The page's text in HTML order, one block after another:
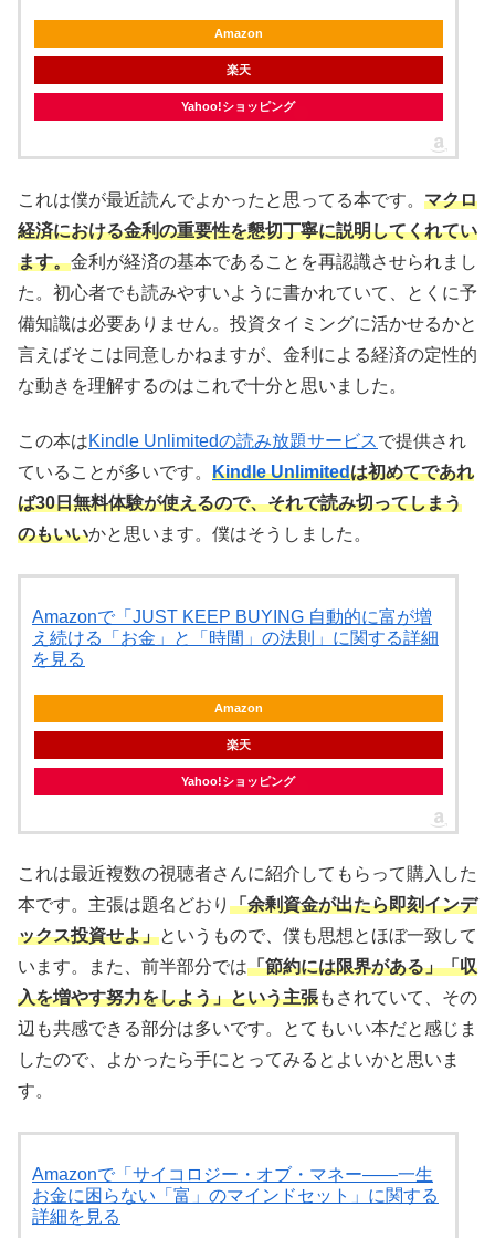
Amazon
楽天
Yahoo!ショッピング
これは僕が最近読んでよかったと思ってる本です。 マクロ
経済における金利の重要性を懇切丁寧に説明してくれてい
ます。金利が経済の基本であることを再認識させられまし
た。初心者でも読みやすいように書かれていて、とくに予
備知識は必要ありません。投資タイミングに活かせるかと
言えばそこは同意しかねますが、金利による経済の定性的
な動きを理解するのはこれで十分と思いました。
この本はKindle Unlimitedの読み放題サービスで提供され
ていることが多いです。 Kindle Unlimitedは初めてであれ
ば30日無料体験が使えるので、それで読み切ってしまう
のもいいかと思います。僕はそうしました。
Amazonで「JUST KEEP BUYING 自動的に富が増
え続ける「お金」と「時間」の法則」に関する詳細
を見る
Amazon
楽天
Yahoo!ショッピング
これは最近複数の視聴者さんに紹介してもらって購入した
本です。主張は題名どおり 「余剰資金が出たら即刻インデ
ックス投資せよ」というもので、僕も思想とほぼ一致して
います。また、前半部分では「節約には限界がある」「収
入を増やす努力をしよう」という主張もされていて、その
辺も共感できる部分は多いです。とてもいい本だと感じま
したので、よかったら手にとってみるとよいかと思いま
す。
Amazonで「サイコロジー・オブ・マネー――一生
お金に困らない「富」のマインドセット」に関する
詳細を見る